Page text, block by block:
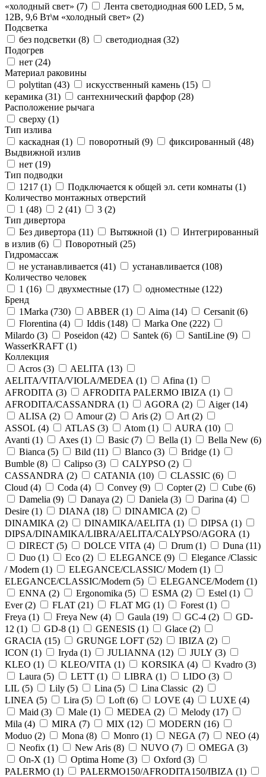
«холодный свет» (7)
Лента светодиодная 600 LED, 5 м,
12В, 9,6 Вт\м «холодный свет» (2)
Подсветка
без подсветки (8) светодиодная (32)
Подогрев
нет (24)
Материал раковины
polytitan (43) искусственный камень (15)
керамика (31) сантехнический фарфор (28)
Расположение рычага
сверху (1)
Тип излива
каскадная (1) поворотный (9) фиксированный (48)
Выдвижной излив
нет (19)
Тип подводки
1217 (1) Подключается к общей эл. сети комнаты (1)
Количество монтажных отверстий
1 (48) 2 (41) 3 (2)
Тип дивертора
Без дивертора (11) Вытяжной (1)
Интегрированный
в излив (6) Поворотный (25)
Гидромассаж
не устанавливается (41) устанавливается (108)
Количество человек
1 (16) двухместные (17) одноместные (122)
Бренд
1Marka (730) ABBER (1) Aima (14) Cersanit (6)
Florentina (4) Iddis (148) Marka One (222)
Milardo (3) Poseidon (42) Santek (6) SantiLine (9)
WasserKRAFT (1)
Коллекция
Acros (3) AELITA (13)
AELITA/VITA/VIOLA/MEDEA (1) Afina (1)
AFRODITA (3) AFRODITA PALERMO IBIZA (1)
AFRODITA/CASSANDRA (1) AGORA (2) Aiger (14)
ALISA (2) Amour (2) Aris (2) Art (2)
ASSOL (4) ATLAS (3) Atom (1) AURA (10)
Avanti (1) Axes (1) Basic (7) Bella (1) Bella New (6)
Bianca (5) Bild (11) Blanco (3) Bridge (1)
Bumble (8) Calipso (3) CALYPSO (2)
CASSANDRA (2) CATANIA (10) CLASSIC (6)
Cloud (4) Coda (4) Convey (9) Copter (2) Cube (6)
Damelia (9) Danaya (2) Daniela (3) Darina (4)
Desire (1) DIANA (18) DINAMICA (2)
DINAMIKA (2) DINAMIKA/AELITA (1) DIPSA (1)
DIPSA/DINAMIKA/LIBRA/AELITA/CALYPSO/AGORA (1)
DIRECT (5) DOLCE VITA (4) Drum (1) Duna (11)
Duo (1) Eco (2) ELEGANCE (9)
Elegance /Classic
/ Modern (1) ELEGANCE/CLASSIC/ Modern (1)
ELEGANCE/CLASSIC/Modern (5) ELEGANCE/Modern (1)
ENNA (2) Ergonomika (5) ESMA (2) Estel (1)
Ever (2) FLAT (21) FLAT MG (1) Forest (1)
Freya (1) Freya New (4) Gaula (19) GC-4 (2)
GD-
12 (1) GD-8 (1) GENESIS (1) Glace (2)
GRACIA (15) GRUNGE LOFT (52) IBIZA (2)
ICON (1) Iryda (1) JULIANNA (12) JULY (3)
KLEO (1) KLEO/VITA (1) KORSIKA (4) Kvadro (3)
Laura (5) LETT (1) LIBRA (1) LIDO (3)
LIL (5) Lily (5) Lina (5) Lina Classic (2)
LINEA (5) Lira (5) Loft (6) LOVE (4) LUXE (4)
Maid (3) Male (1) MEDEA (2) Melody (17)
Mila (4) MIRA (7) MIX (12) MODERN (16)
Moduo (2) Mona (8) Monro (1) NEGA (7) NEO (4)
Neofix (1) New Aris (8) NUVO (7) OMEGA (3)
On-X (1) Optima Home (3) Oxford (3)
PALERMO (1) PALERMO150/AFRODITA150/IBIZA (1)